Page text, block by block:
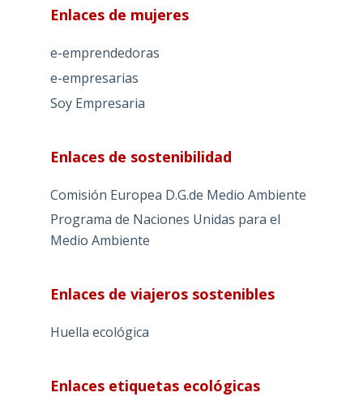
Enlaces de mujeres
e-emprendedoras
e-empresarias
Soy Empresaria
Enlaces de sostenibilidad
Comisión Europea D.G.de Medio Ambiente
Programa de Naciones Unidas para el
Medio Ambiente
Enlaces de viajeros sostenibles
Huella ecológica
Enlaces etiquetas ecológicas